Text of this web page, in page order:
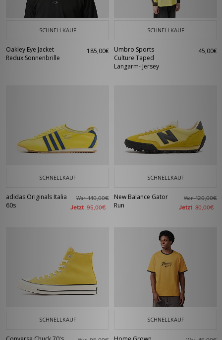
SCHNELLKAUF
Oakley Eye Jacket
Redux Sonnenbrille
185,00€
SCHNELLKAUF
Umbro Sports
Culture Taped
Langarm- Jersey
45,00€
SCHNELLKAUF
adidas Originals Italia
60s
War140,00€
Jetzt 95,00€
SCHNELLKAUF
New Balance Gator
Run
War120,00€
Jetzt 80,00€
SCHNELLKAUF SCHNELLKAUF